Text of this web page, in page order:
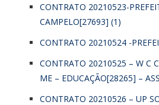
CONTRATO 20210523-
CAMPELO[27693] (1)
CONTRATO 20210524 -
CONTRATO 20210525 – W C
ME – EDUCAÇÃO[28265] –
CONTRATO 20210526 – UP